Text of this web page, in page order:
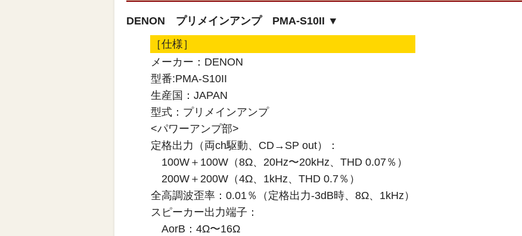
DENON プリメインアンプ PMA-S10II ▼
［仕様］
メーカー：DENON
型番:PMA-S10II
生産国：JAPAN
型式：プリメインアンプ
<パワーアンプ部>
定格出力（両ch駆動、CD→SP out）：
100W＋100W（8Ω、20Hz〜20kHz、THD 0.07％）
200W＋200W（4Ω、1kHz、THD 0.7％）
全高調波歪率：0.01％（定格出力-3dB時、8Ω、1kHz）
スピーカー出力端子：
AorB：4Ω〜16Ω